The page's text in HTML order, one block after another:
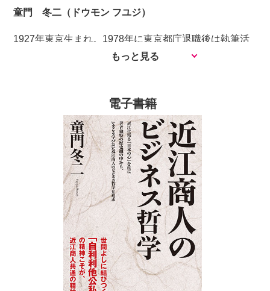
安定こそが危機だ
戦国武将への影響
日朝交流の第一人者
いま生きる“三方よし”
童門 冬二（ドウモン フユジ）
1927年東京生まれ。1978年に東京都庁退職後は執筆活
動に専念し数々の話題作をあらわす。滋賀県AKINDO委
貢献したことにより2004年滋賀県文化賞受賞。主な著
書『近江商人魂』『小説蒲生氏郷』『小説石田三成』
『小説中江藤樹』（学陽書房）など滋賀県ゆかりの著作
のほか『武将を支えた禅の教え』『江戸大商人が守り抜
いた商いの原点』（青春出版社）など著作多数。1999
年には勲三等瑞宝章を受章。
もっと見る
電子書籍